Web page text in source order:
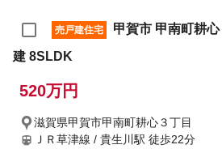
売戸建住宅
甲賀市 甲南町耕
建 8SLDK
520万円
滋賀県甲賀市甲南町耕心３丁目
ＪＲ草津線 / 貴生川駅 徒歩22分